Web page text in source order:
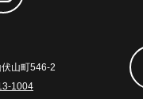
山町546-2
1004